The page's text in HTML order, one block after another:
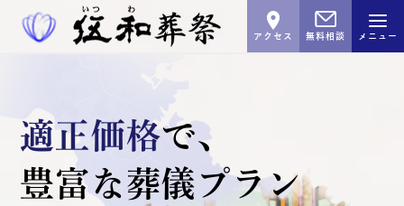
メニュー
無料相談
アクセス
適正価格で､
豊富な葬儀プラン